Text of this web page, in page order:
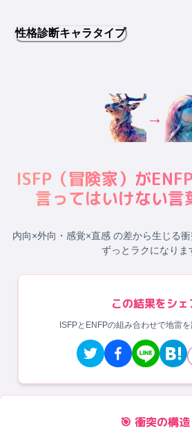
性格診断キャラタイプ
→
ISFP （冒険家）が
言ってはいけない言
内向×外向・感覚×直感 の差から生じる
ずっとラクになりま
この結果をシェ
ISFPとENFPの組み合わせで地雷
🎯 衝突の構造